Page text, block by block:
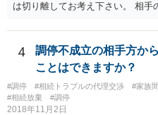
は切り離してお考え下さい。 相
意に開示を求め、応じなければ「
行等に照会をかけることになるで
でいなければ市役所ないし区役所
かる戸籍一式を揃えてもちこみ、
分かると思います。遺産分割協議
てしまっている場合は、住所など
4
調停不成立の相手方か
ことはできますか？
#調停 #相続トラブルの代理交渉 #家族
#相続放棄
#調停
2018年11月2日